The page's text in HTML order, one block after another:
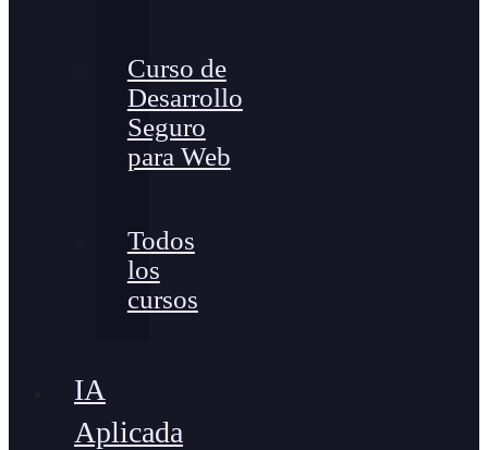
Curso de
Desarrollo
Seguro
para Web
Todos
los
cursos
IA
Aplicada